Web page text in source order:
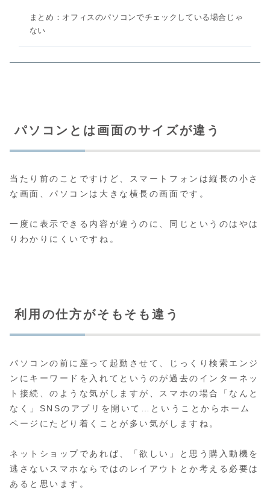
まとめ：オフィスのパソコンでチェックしている場合じゃ
ない
パソコンとは画面のサイズが違う
当たり前のことですけど、スマートフォンは縦長の小さ
な画面、パソコンは大きな横長の画面です。
一度に表示できる内容が違うのに、同じというのはやは
りわかりにくいですね。
利用の仕方がそもそも違う
パソコンの前に座って起動させて、じっくり検索エンジ
ンにキーワードを入れてというのが過去のインターネッ
ト接続、のような気がしますが、スマホの場合「なんと
なく」SNSのアプリを開いて…ということからホーム
ページにたどり着くことが多い気がしますね。
ネットショップであれば、「欲しい」と思う購入動機を
逃さないスマホならではのレイアウトとか考える必要は
あると思います。